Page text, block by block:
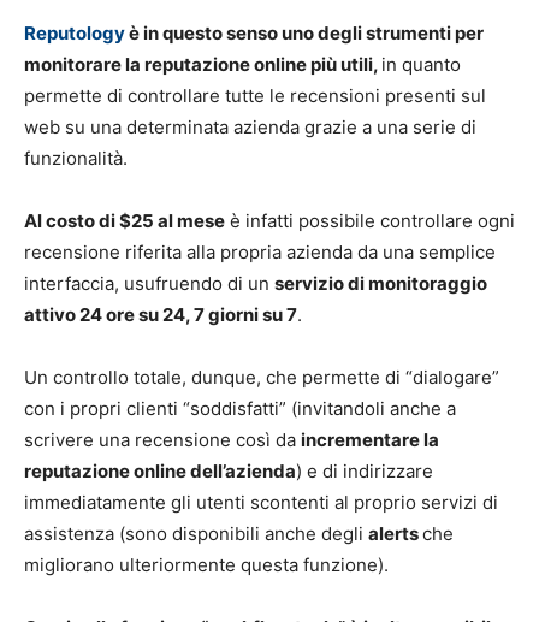
Reputologyè in questo senso uno deglistrumenti per
monitorare la reputazione online più utili, in quanto
permette di controllare tutte le recensioni presenti sul
web su una determinata azienda grazie a una serie di
funzionalità.
Al costo di $25 al mese è infatti possibile controllare ogni
recensione riferita alla propria azienda da una semplice
interfaccia, usufruendo di un servizio di monitoraggio
attivo 24 ore su 24, 7 giorni su 7.
Un controllo totale, dunque, che permette di “dialogare”
con i propri clienti “soddisfatti” (invitandoli anche a
scrivere una recensione così da incrementare la
reputazione online dell’azienda) e di indirizzare
immediatamente gli utenti scontenti al proprio servizi di
assistenza (sono disponibili anche degli alertsche
migliorano ulteriormente questa funzione).